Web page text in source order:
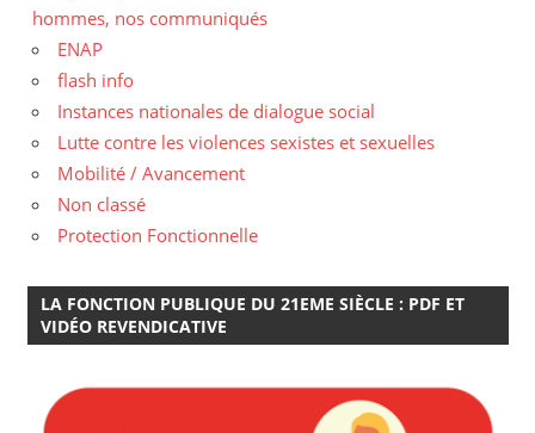
hommes, nos communiqués
ENAP
flash info
Instances nationales de dialogue social
Lutte contre les violences sexistes et sexuelles
Mobilité / Avancement
Non classé
Protection Fonctionnelle
LA FONCTION PUBLIQUE DU 21EME SIÈCLE : PDF ET
VIDÉO REVENDICATIVE